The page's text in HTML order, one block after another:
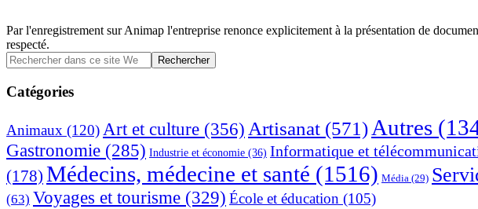
Par l'enregistrement sur Animap l'entreprise renonce explicitement à la présentation de
respecté.
Barre
latérale
principale
Rechercher
dans
ce
site
Catégories
Animaux (120)Art et culture (356) Artisanat (571) Autres
Gastronomie (285) Industrie et économie (36) Informatique et
(178) Médecins, médecine et santé (1516) Média (29)
(63) Voyages et tourisme (329) École et éducation (105)